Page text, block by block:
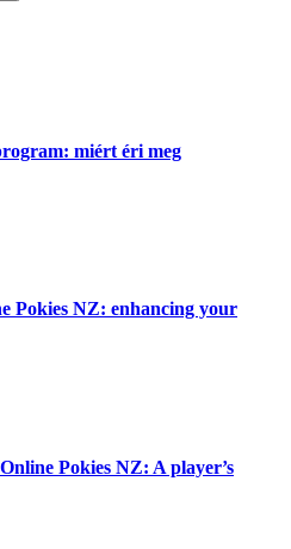
miért éri meg
Pokies NZ: enhancing your
Pokies NZ: A player’s